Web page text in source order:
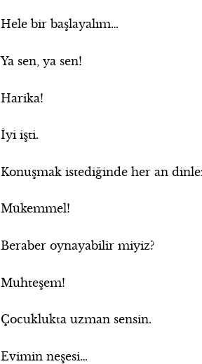
Hele bir başlayalım…
Ya sen, ya sen!
Harika!
İyi işti.
Konuşmak istediğinde her an
Mükemmel!
Beraber oynayabilir miyiz?
Muhteşem!
Çocuklukta uzman sensin.
Evimin neşesi…